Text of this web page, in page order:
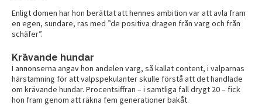
Enligt domen har hon berättat att hennes ambition var att avla fram
en egen, sundare, ras med ”de positiva dragen från varg och från
schäfer”.
Krävande hundar
I annonserna angav hon andelen varg, så kallat content, i valparnas
härstamning för att valpspekulanter skulle förstå att det handlade
om krävande hundar. Procentsiffran – i samtliga fall drygt 20 – fick
hon fram genom att räkna fem generationer bakåt.